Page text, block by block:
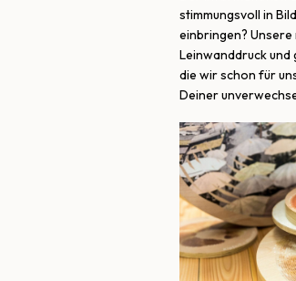
stimmungsvoll in
einbringen?
Leinwanddruck und
die wir schon für
Deiner